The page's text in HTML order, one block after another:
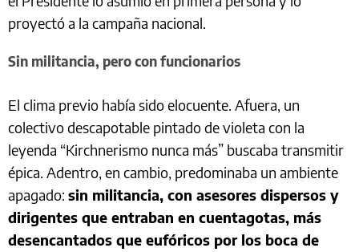
proyectó a la campaña nacional.
Sin militancia, pero con funcionarios
El clima previo había sido elocuente. Afuera, un
colectivo descapotable pintado de violeta con la
leyenda “Kirchnerismo nunca más” buscaba transmitir
épica. Adentro, en cambio, predominaba un ambiente
apagado: sin militancia, con asesores dispersos y
dirigentes que entraban en cuentagotas, más
desencantados que eufóricos por los boca de